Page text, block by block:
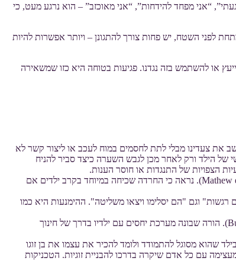
“אני מפחד להידחות”, “אני מאוכזב” – הוא נרגע מעט, כי
לפני השטח, יש פחות צורך להתגונן – ויותר אפשרות להיות
או להשתמש בזה נגדנו. פגיעות בטוחה היא כזו שמשאירה
את צעדינו מבלי לתת לחסמים במוח לעכב או ליצור קשר לא
של הילד ורק לאחר מכן לגבש השערה כיצד סביר להניח
חשוב להבין שחוסר הענות והתנגדות אינם נובעים מדחף מולד. גם כאן מדובר בחינוך. פחד והימנעות מובילים תכופות להתפתחות של הפרעות חרדה (Mathew et al, 2013). נראה כי החרדה שכיחה במיוחד בקרב ילדים אם
וגם "הם יסלימו ויצאו משליטה". ההימנעות היא כמו
אם המנטרה "הימנעות היא האויב", לפעמים הכי טוב פשוט לכעוס על ההימנעות. כעס היא תגובה לא תואמת לפחד ולדיכאון והוא יכול להניע לפעול (Butler,1975). הורה שבונה מערכת יחסים עם ילדיו בדרך של חינוך
שהוא מסוגל להתמודד ולומד להכיר את עצמו את בן זוגו
עם כל אדם שיקרה בדרכו להבניית זוגיות. הטכניקות